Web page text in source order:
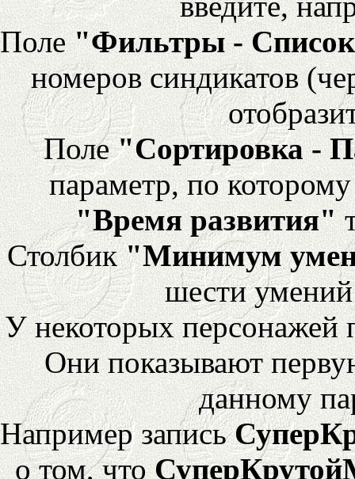
Поле "Фильтры -
номеров синдикатов
Поле"Сортировка -
параметр, по
"Время развития"
Столбик"Минимум
шести
У некоторых персонажей
Они показывают
данному
Например запись
о том, что